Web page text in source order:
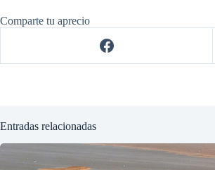
Comparte tu aprecio
Entradas relacionadas